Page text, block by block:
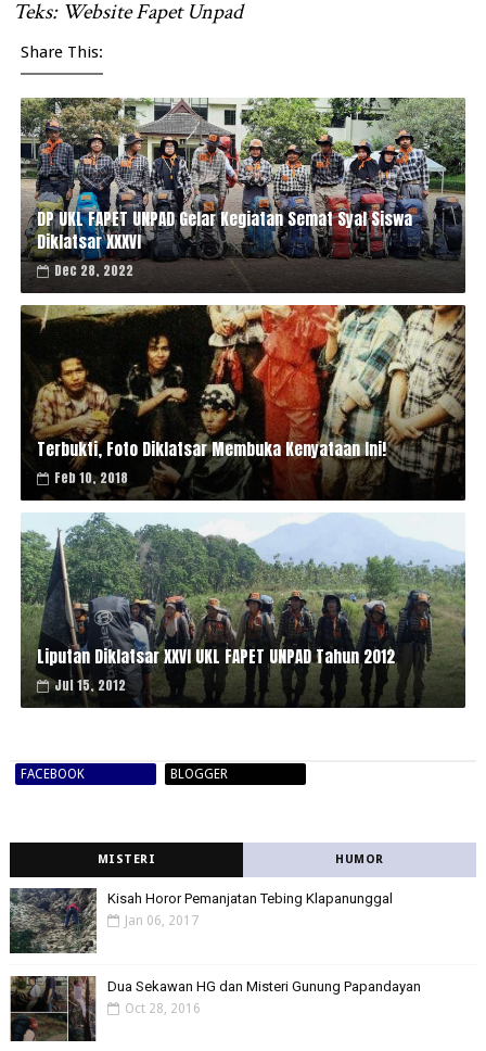
Teks: Website Fapet Unpad
Share This:
DP UKL FAPET UNPAD Gelar Kegiatan Semat Syal Siswa
Diklatsar XXXVI
Dec 28, 2022
Terbukti, Foto Diklatsar Membuka Kenyataan Ini!
Feb 10, 2018
Liputan Diklatsar XXVI UKL FAPET UNPAD Tahun 2012
Jul 15, 2012
FACEBOOK BLOGGER
MISTERI HUMOR
Kisah Horor Pemanjatan Tebing Klapanunggal
Jan 06, 2017
Dua Sekawan HG dan Misteri Gunung Papandayan
Oct 28, 2016